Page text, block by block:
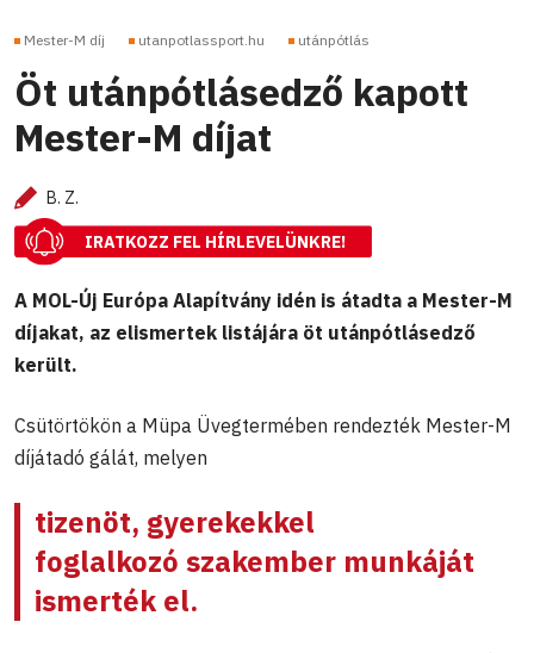
Mester-M díj utanpotlassport.hu utánpótlás
Öt utánpótlásedző kapott
Mester-M díjat
B. Z.
IRATKOZZ FEL HÍRLEVELÜNKRE!
A MOL-Új Európa Alapítvány idén is átadta a Mester-M
díjakat, az elismertek listájára öt utánpótlásedző
került.
Csütörtökön a Müpa Üvegtermében rendezték Mester-M
díjátadó gálát, melyen
tizenöt, gyerekekkel
foglalkozó szakember munkáját
ismerték el.